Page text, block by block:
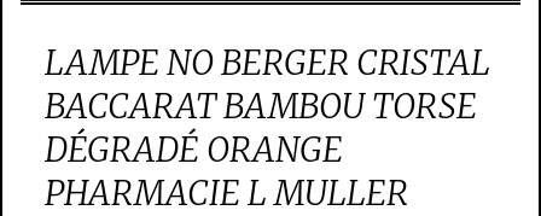
LAMPE NO BERGER CRISTAL
BACCARAT BAMBOU TORSE
DÉGRADÉ ORANGE
PHARMACIE L MULLER